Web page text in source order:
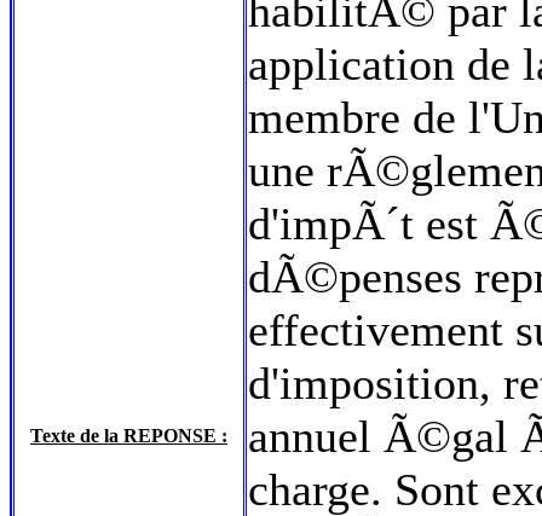
Texte de la REPONSE :
habilitÃ© par
application de
membre de
une
d'impÃ´t est
dÃ©penses
effectivement
d'imposition,
annuel Ã©gal
charge. Sont